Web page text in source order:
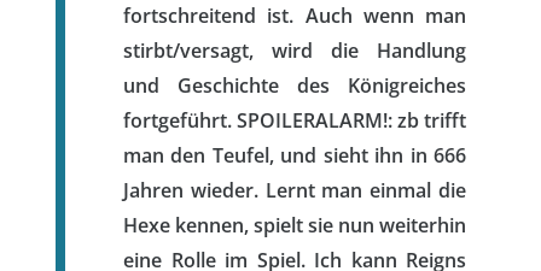
fortschreitend ist. Auch wenn man
stirbt/versagt, wird die Handlung
und Geschichte des Königreiches
fortgeführt. SPOILERALARM!: zb trifft
man den Teufel, und sieht ihn in 666
Jahren wieder. Lernt man einmal die
Hexe kennen, spielt sie nun weiterhin
eine Rolle im Spiel. Ich kann Reigns